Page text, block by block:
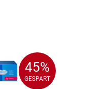
45%
GESPART
45%
GESPART